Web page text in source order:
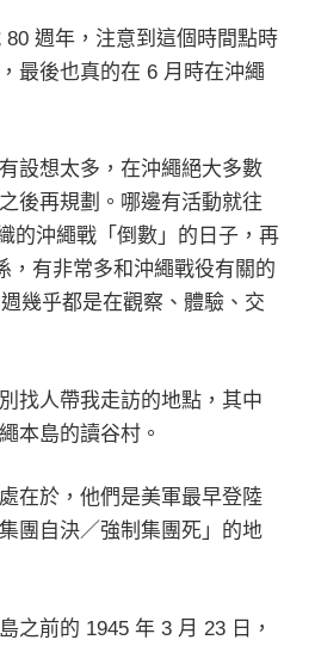
80 週年，注意到這個時間點時
最後也真的在 6 月時在沖繩
設想太多，在沖繩絕大多數
後再規劃。哪邊有活動就往
的沖繩戰「倒數」的日子，再
，有非常多和沖繩戰役有關的
幾乎都是在觀察、體驗、交
找人帶我走訪的地點，其中
本島的讀谷村。
在於，他們是美軍最早登陸
團自決／強制集團死」的地
之前的 1945 年 3 月 23 日，